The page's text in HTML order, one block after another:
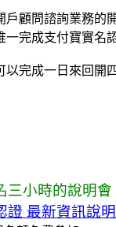
顧問諮詢業務
完成支付寶實名
完成一日來回
三小時的說明會
證 最新資訊說